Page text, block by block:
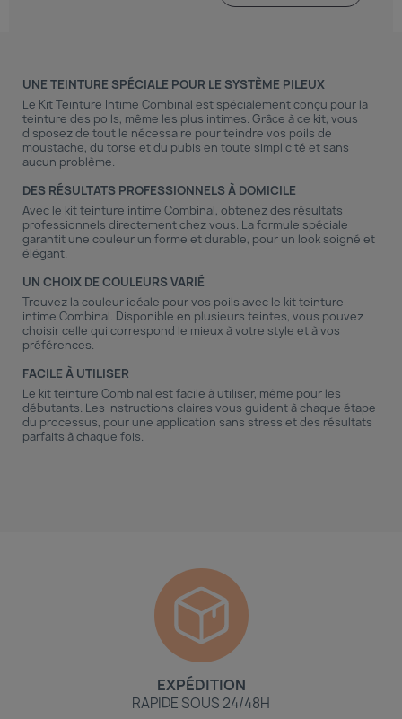
UNE TEINTURE SPÉCIALE POUR LE SYSTÈME PILEUX
Le Kit Teinture Intime Combinal est spécialement conçu pour la
teinture des poils, même les plus intimes. Grâce à ce kit, vous
disposez de tout le nécessaire pour teindre vos poils de
moustache, du torse et du pubis en toute simplicité et sans
aucun problème.
DES RÉSULTATS PROFESSIONNELS À DOMICILE
Avec le kit teinture intime Combinal, obtenez des résultats
professionnels directement chez vous. La formule spéciale
garantit une couleur uniforme et durable, pour un look soigné et
élégant.
UN CHOIX DE COULEURS VARIÉ
Trouvez la couleur idéale pour vos poils avec le kit teinture
intime Combinal. Disponible en plusieurs teintes, vous pouvez
choisir celle qui correspond le mieux à votre style et à vos
préférences.
FACILE À UTILISER
Le kit teinture Combinal est facile à utiliser, même pour les
débutants. Les instructions claires vous guident à chaque étape
du processus, pour une application sans stress et des résultats
parfaits à chaque fois.
EXPÉDITION
RAPIDE SOUS 24/48H